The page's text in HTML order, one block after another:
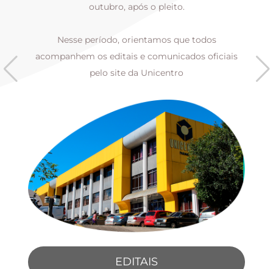
outubro, após o pleito.
Nesse período, orientamos que todos
acompanhem os editais e comunicados oficiais
pelo site da Unicentro
EDITAIS